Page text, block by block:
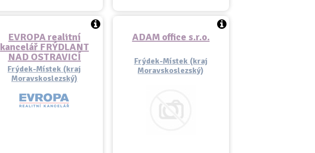
EVROPA realitní
kancelář FRÝDLANT
NAD OSTRAVICÍ
Frýdek-Místek (kraj
Moravskoslezský)
ADAM office s.r.o.
Frýdek-Místek (kraj
Moravskoslezský)